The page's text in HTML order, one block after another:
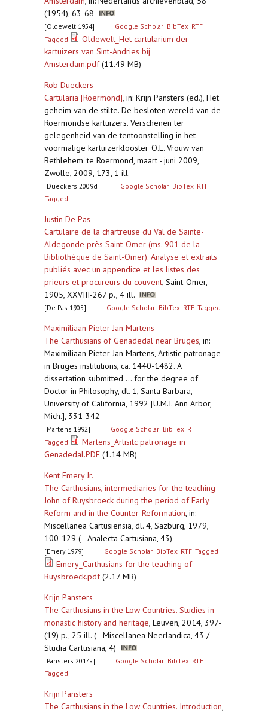
(1954), 63-68
[Oldewelt 1954] Google Scholar BibTex RTF
Tagged
Oldewelt_Het cartularium der
kartuizers van Sint-Andries bij
Amsterdam.pdf(11.49 MB)
Rob Dueckers
Cartularia [Roermond], in: Krijn Pansters (ed.), Het
geheim van de stilte. De besloten wereld van de
Roermondse kartuizers. Verschenen ter
gelegenheid van de tentoonstelling in het
voormalige kartuizerklooster 'O.L. Vrouw van
Bethlehem' te Roermond, maart - juni 2009,
Zwolle, 2009, 173, 1 ill.
[Dueckers 2009d] Google Scholar BibTex RTF
Tagged
Justin De Pas
Cartulaire de la chartreuse du Val de Sainte-
Aldegonde près Saint-Omer (ms. 901 de la
Bibliothèque de Saint-Omer). Analyse et extraits
publiés avec un appendice et les listes des
prieurs et procureurs du couvent, Saint-Omer,
1905, XXVIII-267 p., 4 ill.
[De Pas 1905] Google Scholar BibTex RTF Tagged
Maximiliaan Pieter Jan Martens
The Carthusians of Genadedal near Bruges, in:
Maximiliaan Pieter Jan Martens, Artistic patronage
in Bruges institutions, ca. 1440-1482. A
dissertation submitted ... for the degree of
Doctor in Philosophy, dl. 1, Santa Barbara,
University of California, 1992 [U.M.I. Ann Arbor,
Mich.], 331-342
[Martens 1992] Google Scholar BibTex RTF
Tagged
Martens_Artisitc patronage in
Genadedal.PDF (1.14 MB)
Kent Emery Jr.
The Carthusians, intermediaries for the teaching
John of Ruysbroeck during the period of Early
Reform and in the Counter-Reformation, in:
Miscellanea Cartusiensia, dl. 4, Sazburg, 1979,
100-129 (= Analecta Cartusiana, 43)
[Emery 1979] Google Scholar BibTex RTF Tagged
Emery_Carthusians for the teaching of
Ruysbroeck.pdf(2.17 MB)
Krijn Pansters
The Carthusians in the Low Countries. Studies in
monastic history and heritage, Leuven, 2014, 397-
(19) p., 25 ill. (= Miscellanea Neerlandica, 43 /
Studia Cartusiana, 4)
[Pansters 2014a] Google Scholar BibTex RTF
Tagged
Krijn Pansters
The Carthusians in the Low Countries. Introduction,